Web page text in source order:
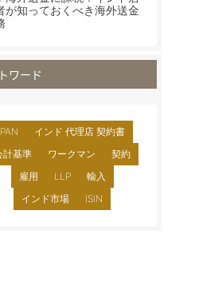
が知っておくべき海外送金
ワード
PAN
インド 代理店 契約書
計基準
ワークマン
契約
雇用
LLP
輸入
インド市場
ISIN